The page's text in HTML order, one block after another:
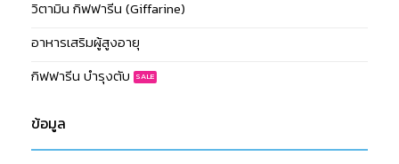
วิตามิน กิฟฟารีน (Giffarine)
อาหารเสริมผู้สูงอายุ
กิฟฟารีน บำรุงตับ
ข้อมูล